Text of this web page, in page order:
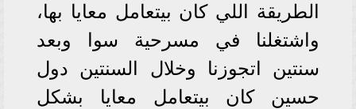
الطريقة اللي كان بيتعامل معايا بها،
واشتغلنا في مسرحية سوا وبعد
سنتين اتجوزنا وخلال السنتين دول
حسين كان بيتعامل معايا بشكل